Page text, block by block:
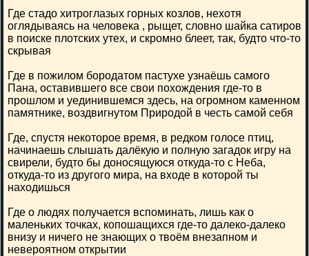
Где стадо хитроглазых горных козлов, нехотя
оглядываясь на человека , рыщет, словно шайка сатиров
в поиске плотских утех, и скромно блеет, так, будто что-то
скрывая
Где в пожилом бородатом пастухе узнаёшь самого
Пана, оставившего все свои похождения где-то в
прошлом и уединившемся здесь, на огромном каменном
памятнике, воздвигнутом Природой в честь самой себя
Где, спустя некоторое время, в редком голосе птиц,
начинаешь слышать далёкую и полную загадок игру на
свирели, будто бы доносящуюся откуда-то с Неба,
откуда-то из другого мира, на входе в которой ты
находишься
Где о людях получается вспоминать, лишь как о
маленьких точках, копошащихся где-то далеко-далеко
внизу и ничего не знающих о твоём внезапном и
невероятном открытии